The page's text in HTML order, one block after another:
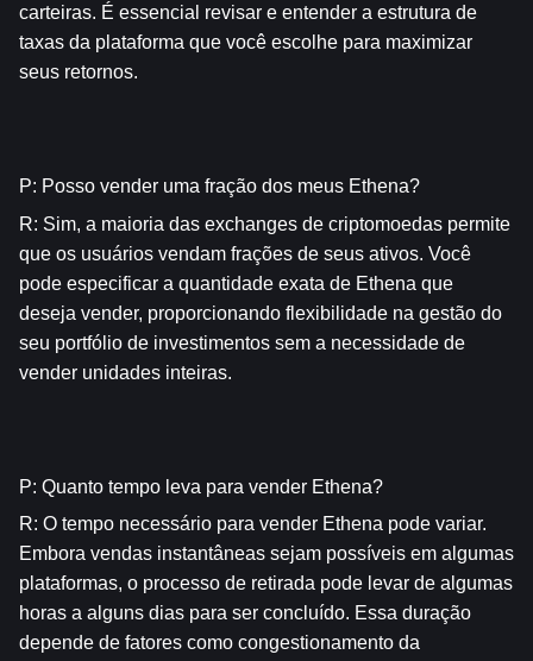
carteiras. É essencial revisar e entender a estrutura de
taxas da plataforma que você escolhe para maximizar
seus retornos.
P: Posso vender uma fração dos meus Ethena?
R: Sim, a maioria das exchanges de criptomoedas permite
que os usuários vendam frações de seus ativos. Você
pode especificar a quantidade exata de Ethena que
deseja vender, proporcionando flexibilidade na gestão do
seu portfólio de investimentos sem a necessidade de
vender unidades inteiras.
P: Quanto tempo leva para vender Ethena?
R: O tempo necessário para vender Ethena pode variar.
Embora vendas instantâneas sejam possíveis em algumas
plataformas, o processo de retirada pode levar de algumas
horas a alguns dias para ser concluído. Essa duração
depende de fatores como congestionamento da